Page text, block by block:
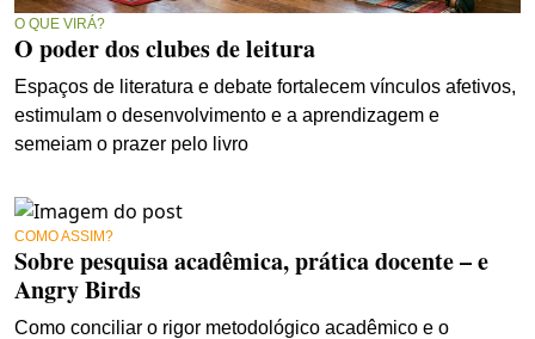
O QUE VIRÁ?
O poder dos clubes de leitura
Espaços de literatura e debate fortalecem vínculos afetivos,
estimulam o desenvolvimento e a aprendizagem e
semeiam o prazer pelo livro
COMO ASSIM?
Sobre pesquisa acadêmica, prática docente – e
Angry Birds
Como conciliar o rigor metodológico acadêmico e o